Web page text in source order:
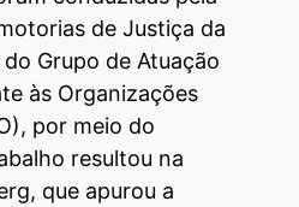
de Justiça da
Grupo de Atuação
às Organizações
por meio do
resultou na
que apurou a